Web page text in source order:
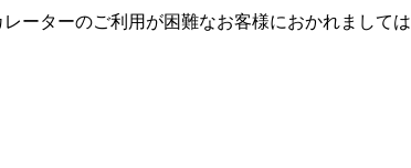
ーターのご利用が困難なお客様におかれましては